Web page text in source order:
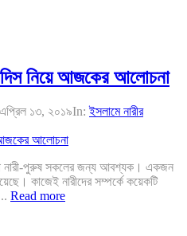
নিয়ে আজকের আলোচনা
এপ্রিল ১৩, ২০১৯In:ইসলামে নারীর
নারী-পুরুষ সকলের জন্য আবশ্যক। একজন
কাজেই নারীদের সম্পর্কে কয়েকটি
Read more